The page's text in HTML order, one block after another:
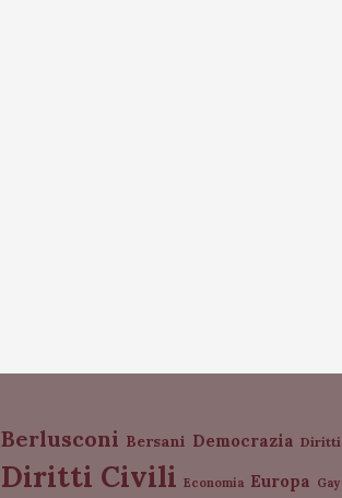
Berlusconi Bersani Democrazia Diritti
Diritti Civili Economia Europa Gay